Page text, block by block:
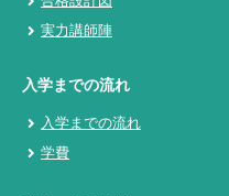
実力講師陣
入学までの流れ
入学までの流れ
学費